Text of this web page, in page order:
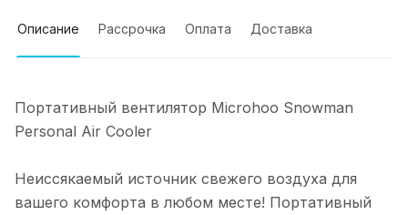
Описание Рассрочка Оплата Доставка
Портативный вентилятор Microhoo Snowman
Personal Air Cooler
Неиссякаемый источник свежего воздуха для
вашего комфорта в любом месте! Портативный